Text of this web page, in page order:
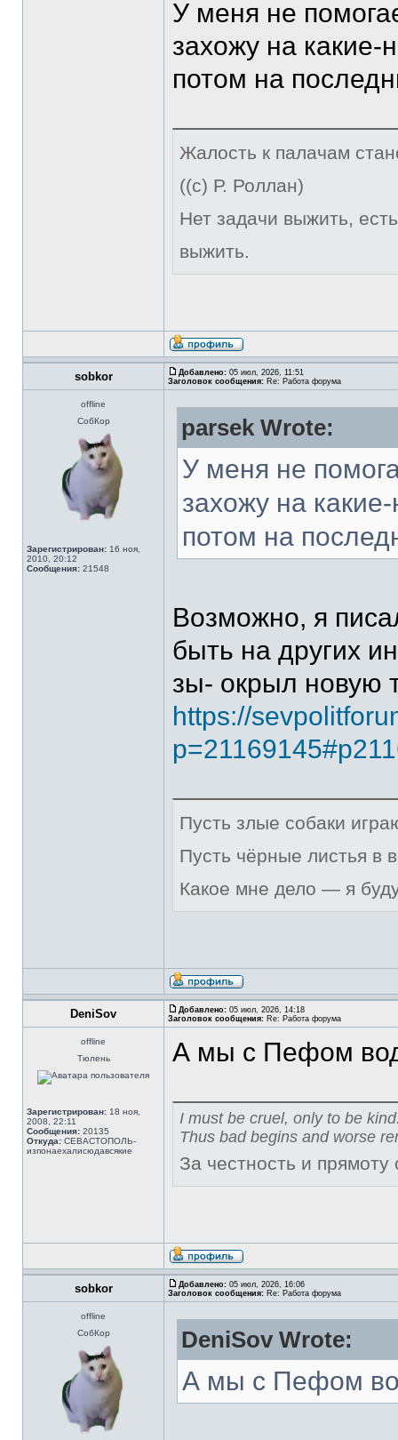
У меня не
захожу на
потом на
Жалость к палачам
((с) Р. Роллан)
Нет задачи выжить,
выжить.
sobkor Добавлено: 05 июл, 2026, 11:51
Заголовок сообщения: Re: Работа форума
offline
СобКор
Зарегистрирован: 16 ноя,
2010, 20:12
Сообщения: 21548
parsek Wrote:
У меня не
захожу на
потом на
Возможно, я
быть на других
зы- окрыл новую
https://
Пусть злые собаки
Пусть чёрные листья в
Какое мне дело — я
DeniSov Добавлено: 05 июл, 2026, 14:18
Заголовок сообщения: Re: Работа форума
offline
Тюлень
Зарегистрирован: 18 ноя,
2008, 22:11
Сообщения: 20135
Откуда: СЕВАСТОПОЛЬ-
изпонаехалисюдавсякие
А мы с Пефом
I must be cruel, only to be
Thus bad begins and worse
За честность и
sobkor Добавлено: 05 июл, 2026, 16:06
Заголовок сообщения: Re: Работа форума
offline
СобКор
DeniSov Wrote:
А мы с Пефом